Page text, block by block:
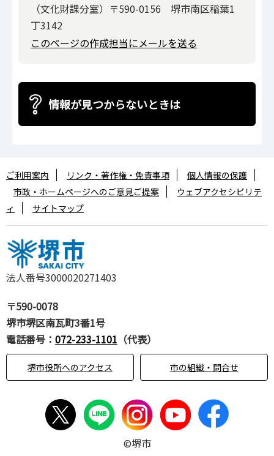
（文化財課分室）〒590-0156 堺市南区稲葉1
丁3142
このページの作成担当にメールを送る
情報が見つからないときは
法人番号3000020271403
〒590-0078
堺市堺区南瓦町3番1号
電話番号： 072-233-1101 （代表）
堺市役所へのアクセス 市の組織・問合せ
ご利用案内 リンク・著作権・免責事項
個人情報の保護
市政・ホームページへのご意見ご提案
ウェブアクセシビリテ
ィ
サイトマップ
©堺市